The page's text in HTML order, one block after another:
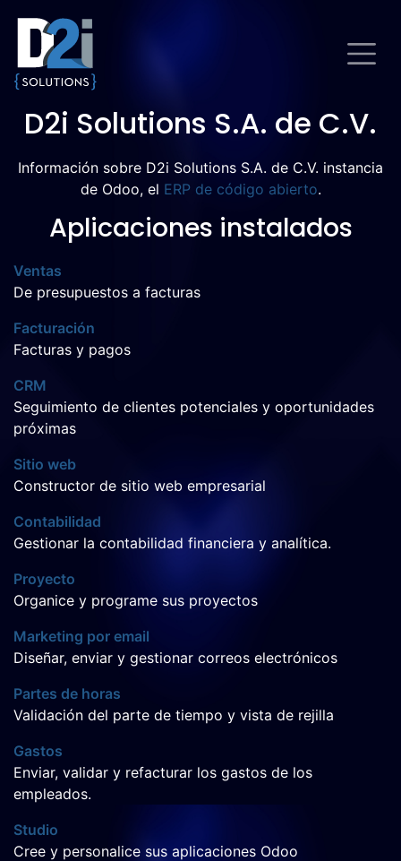
D2i Solutions S.A. de C.V.
Información sobre D2i Solutions S.A. de C.V. instancia
de Odoo, el ERP de código abierto.
Aplicaciones instalados
Ventas
De presupuestos a facturas
Facturación
Facturas y pagos
CRM
Seguimiento de clientes potenciales y oportunidades
próximas
Sitio web
Constructor de sitio web empresarial
Contabilidad
Gestionar la contabilidad financiera y analítica.
Proyecto
Organice y programe sus proyectos
Marketing por email
Diseñar, enviar y gestionar correos electrónicos
Partes de horas
Validación del parte de tiempo y vista de rejilla
Gastos
Enviar, validar y refacturar los gastos de los
empleados.
Studio
Cree y personalice sus aplicaciones Odoo